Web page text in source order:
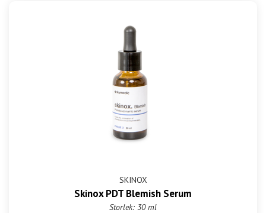
SKINOX
Skinox PDT Blemish Serum
Storlek: 30 ml